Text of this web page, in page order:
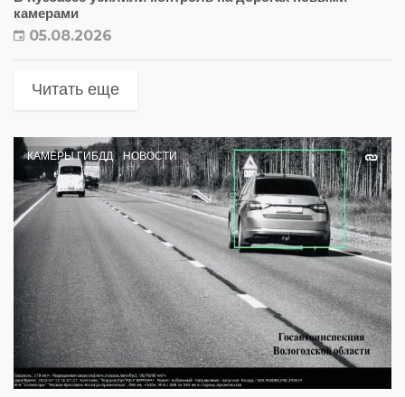
камерами
05.08.2026
Читать еще
КАМЕРЫ ГИБДД НОВОСТИ